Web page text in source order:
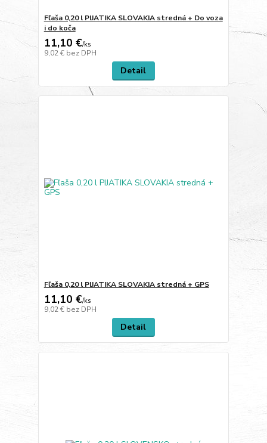
Fľaša 0,20 l PIJATIKA SLOVAKIA stredná + Do voza
i do koča
11,10 €/ks
9,02 € bez DPH
Detail
Fľaša 0,20 l PIJATIKA SLOVAKIA stredná + GPS
11,10 €/ks
9,02 € bez DPH
Detail